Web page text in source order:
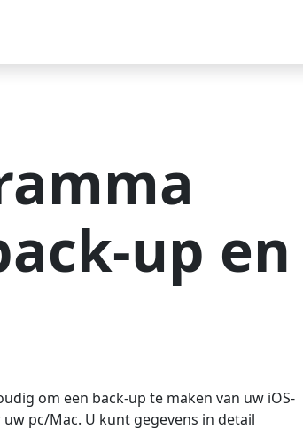
up en
om een ​​back-up te maken van uw iOS-
pc/Mac. U kunt gegevens in detail